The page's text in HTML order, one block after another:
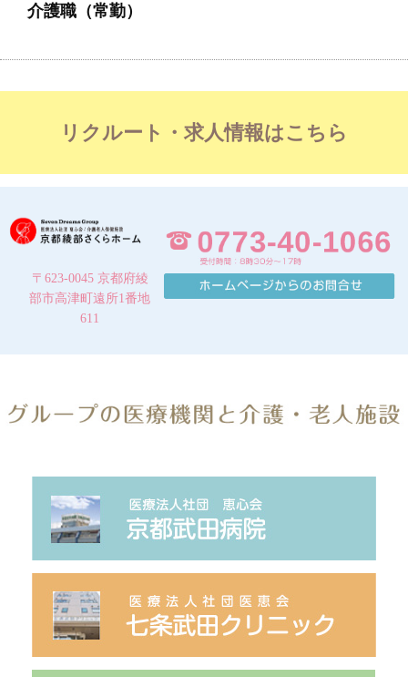
介護職（常勤）
リクルート・求人情報はこちら
〒623-0045 京都府綾
部市高津町遠所1番地
611